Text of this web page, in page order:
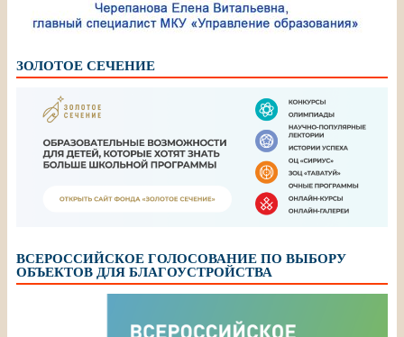
ЗОЛОТОЕ СЕЧЕНИЕ
ВСЕРОССИЙСКОЕ ГОЛОСОВАНИЕ ПО ВЫБОРУ
ОБЪЕКТОВ ДЛЯ БЛАГОУСТРОЙСТВА